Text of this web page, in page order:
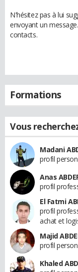
N'hésitez pas à lui
envoyant un
contacts.
Formations
Vous
Madani
profil
Anas
profil
El Fatmi
profil
achat et
Majid
profil
Khaled